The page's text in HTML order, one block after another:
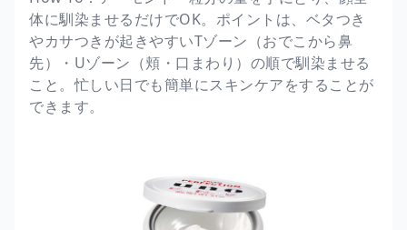
体に馴染ませるだけでOK。ポイントは、ベタつき
やカサつきが起きやすいTゾーン（おでこから鼻
先）・Uゾーン（頬・口まわり）の順で馴染ませる
こと。忙しい日でも簡単にスキンケアをすることが
できます。